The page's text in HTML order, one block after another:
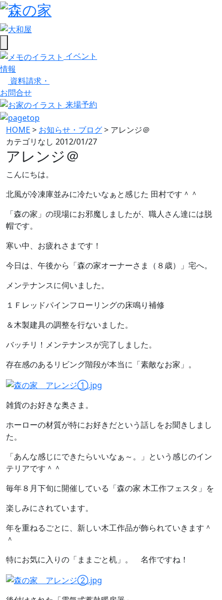
イベント
情報
資料請求・
お問合せ
来場予約
HOME > お知らせ・ブログ> アレンジ＠
カテゴリなし 2012/01/27
アレンジ＠
こんにちは。
北風が冷凍庫並みに冷たいなぁと感じた 田村です＾＾
「森の家」の現場にお邪魔しましたが、職人さん達には脱
帽です。
寒い中、お疲れさまです！
今日は、午後から「森の家オーナーさま（８歳）」宅へ。
メンテナンスに伺いました。
１Ｆレッドパインフローリングの床鳴り補修
＆木製建具の調整を行ないました。
バッチリ！メンテナンスが完了しました。
存在感のあるリビング階段が本当に「素敵なお家」。
雑貨のお好きな奥さま。
ホーローの材質が特にお好きだという話しをお聞きしまし
た。
「あんな感じにできたらいいなぁ～。」という感じのイン
テリアです＾＾
毎年８月下旬に開催している「森の家 木工作フェスタ」を
楽しみにされています。
年を重ねるごとに、新しい木工作品が飾られていきます＾
＾
特にお気に入りの「ままごと机」。 名作ですね！